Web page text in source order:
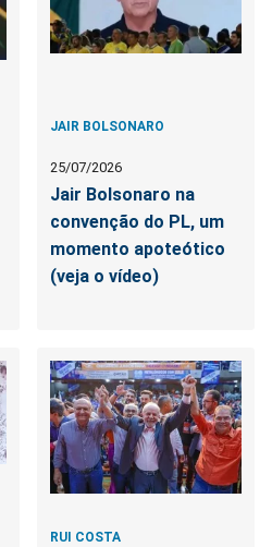
JAIR BOLSONARO
25/07/2026
Jair Bolsonaro na
convenção do PL, um
momento apoteótico
(veja o vídeo)
RUI COSTA